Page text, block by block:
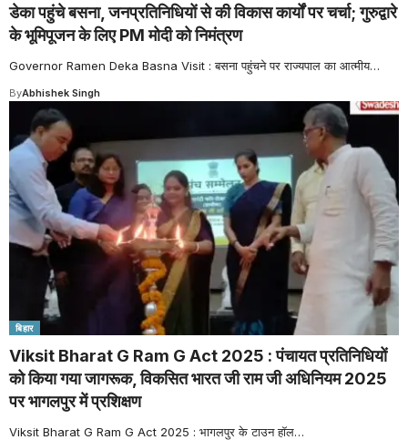
डेका पहुंचे बसना, जनप्रतिनिधियों से की विकास कार्यों पर चर्चा; गुरुद्वारे
के भूमिपूजन के लिए PM मोदी को निमंत्रण
Governor Ramen Deka Basna Visit : बसना पहुंचने पर राज्यपाल का आत्मीय…
ByAbhishek Singh
बिहार
Viksit Bharat G Ram G Act 2025 : पंचायत प्रतिनिधियों
को किया गया जागरूक, विकसित भारत जी राम जी अधिनियम 2025
पर भागलपुर में प्रशिक्षण
Viksit Bharat G Ram G Act 2025 : भागलपुर के टाउन हॉल…